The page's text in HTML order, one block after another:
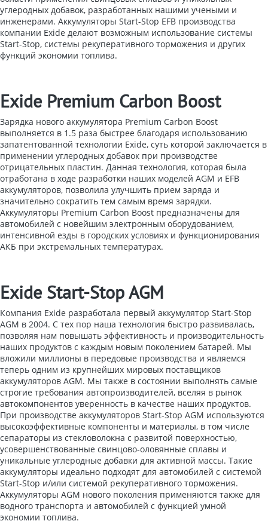
углеродных добавок, разработанных нашими учеными и
инженерами. Аккумуляторы Start-Stop EFB производства
компании Exide делают возможным использование системы
Start-Stop, системы рекуперативного торможения и других
функций экономии топлива.
Exide Premium Carbon Boost
Зарядка нового аккумулятора Premium Carbon Boost
выполняется в 1.5 раза быстрее благодаря использованию
запатентованной технологии Exide, суть которой заключается в
применении углеродных добавок при производстве
отрицательных пластин. Данная технология, которая была
отработана в ходе разработки наших моделей AGM и EFB
аккумуляторов, позволила улучшить прием заряда и
значительно сократить тем самым время зарядки.
Аккумуляторы Premium Carbon Boost предназначены для
автомобилей с новейшим электронным оборудованием,
интенсивной езды в городских условиях и функционирования
АКБ при экстремальных температурах.
Exide Start-Stop AGM
Компания Exide разработала первый аккумулятор Start-Stop
AGM в 2004. С тех пор наша технология быстро развивалась,
позволяя нам повышать эффективность и производительность
наших продуктов с каждым новым поколением батарей. Мы
вложили миллионы в передовые производства и являемся
теперь одним из крупнейших мировых поставщиков
аккумуляторов AGM. Мы также в состоянии выполнять самые
строгие требования автопроизводителей, вселяя в рынок
автокомпонентов уверенность в качестве наших продуктов.
При производстве аккумуляторов Start-Stop AGM используются
высокоэффективные компоненты и материалы, в том числе
сепараторы из стекловолокна с развитой поверхностью,
усовершенствованные свинцово-оловянные сплавы и
уникальные углеродные добавки для активной массы. Такие
аккумуляторы идеально подходят для автомобилей с системой
Start-Stop и/или системой рекуперативного торможения.
Аккумуляторы AGM нового поколения применяются также для
водного транспорта и автомобилей с функцией умной
экономии топлива.